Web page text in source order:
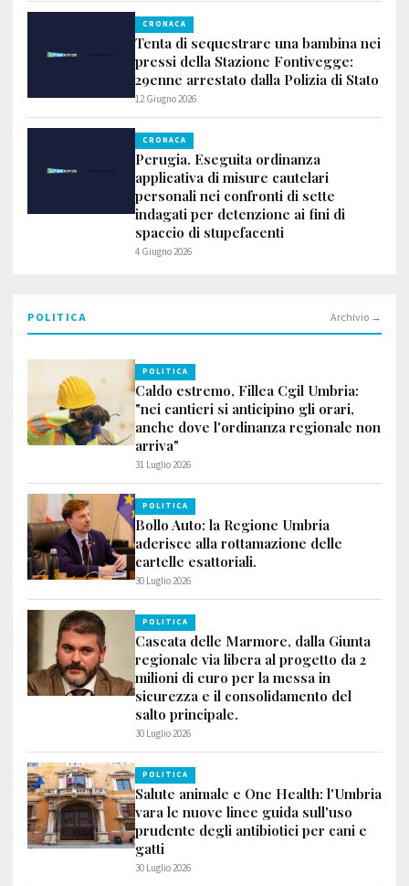
CRONACA
Tenta di sequestrare una bambina nei
pressi della Stazione Fontivegge:
29enne arrestato dalla Polizia di Stato
12 Giugno 2026
CRONACA
Perugia. Eseguita ordinanza
applicativa di misure cautelari
personali nei confronti di sette
indagati per detenzione ai fini di
spaccio di stupefacenti
4 Giugno 2026
POLITICA Archivio →
POLITICA
Caldo estremo, Fillea Cgil Umbria:
"nei cantieri si anticipino gli orari,
anche dove l'ordinanza regionale non
arriva"
31 Luglio 2026
POLITICA
Bollo Auto: la Regione Umbria
aderisce alla rottamazione delle
cartelle esattoriali.
30 Luglio 2026
POLITICA
Cascata delle Marmore, dalla Giunta
regionale via libera al progetto da 2
milioni di euro per la messa in
sicurezza e il consolidamento del
salto principale.
30 Luglio 2026
POLITICA
Salute animale e One Health: l'Umbria
vara le nuove linee guida sull'uso
prudente degli antibiotici per cani e
gatti
30 Luglio 2026